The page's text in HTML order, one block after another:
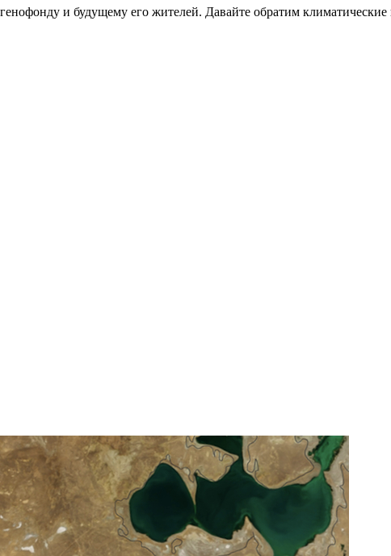
и будущему его жителей. Давайте обратим климатические